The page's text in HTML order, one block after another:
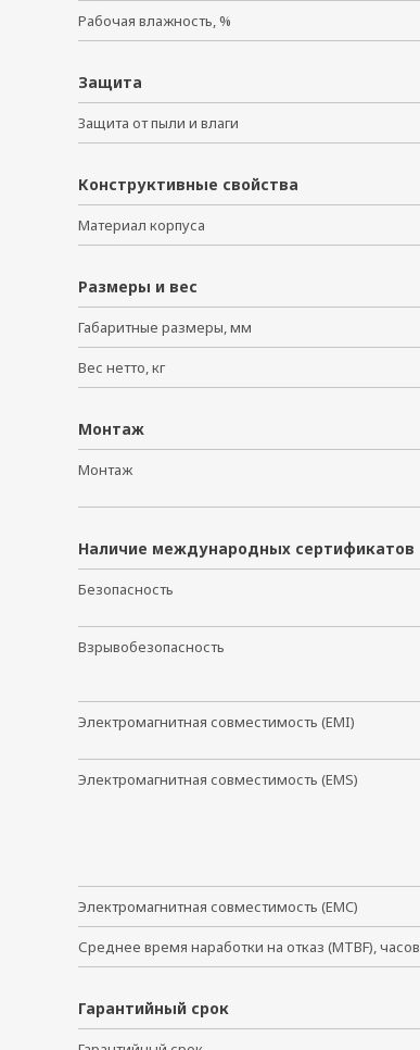
Рабочая влажность, %
Защита
Защита от пыли и влаги
Конструктивные свойства
Материал корпуса
Размеры и вес
Габаритные размеры, мм
Вес нетто, кг
Монтаж
Монтаж
Наличие международных сертификатов
Безопасность
Взрывобезопасность
Электромагнитная совместимость (EMI)
Электромагнитная совместимость (EMS)
Электромагнитная совместимость (EMC)
Среднее время наработки на отказ (MTBF), часов
Гарантийный срок